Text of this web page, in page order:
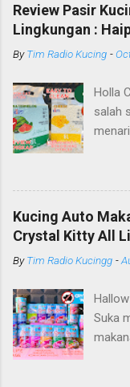
Review Pasir
Lingkungan :
ByTim Radio Kucing -
Holla
salah
Tree
Litter,
Tree,
Kucing Auto
Crystal Kitty All
ByTim Radio Kucingg -
Suka